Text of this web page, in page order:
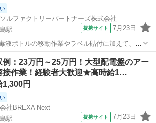
ルファクトリーパートナーズ株式会社
駅
提携サイト 7月23日
液ボトルの移動作業やラベル貼付に加えて、製
お願いいたします ■作業に慣れていただいた
の充填作業もお願いいたします ■丁寧な指導
!未経験か...
北広島駅
例：23万円～25万円！大型配電盤のアー
接作業！経験者大歓迎★高時給1…
1,300円
社BREXA Next
駅
提携サイト 7月23日